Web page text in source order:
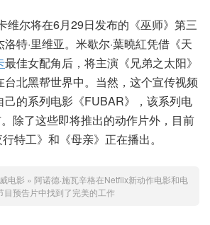
维尔将在6月29日发布的《巫师》第三
特·里维亚。米歇尔·葉曉紅凭借《天
最佳女配角后，将主演《兄弟之太阳》
台北黑帮世界中。当然，这个宣传视频
己的系列电影《FUBAR》，该系列电
除了这些即将推出的动作片外，目前
特工》和《母亲》正在播出。
电影 » 阿诺德·施瓦辛格在Netflix新动作电影和电
目预告片中找到了完美的工作